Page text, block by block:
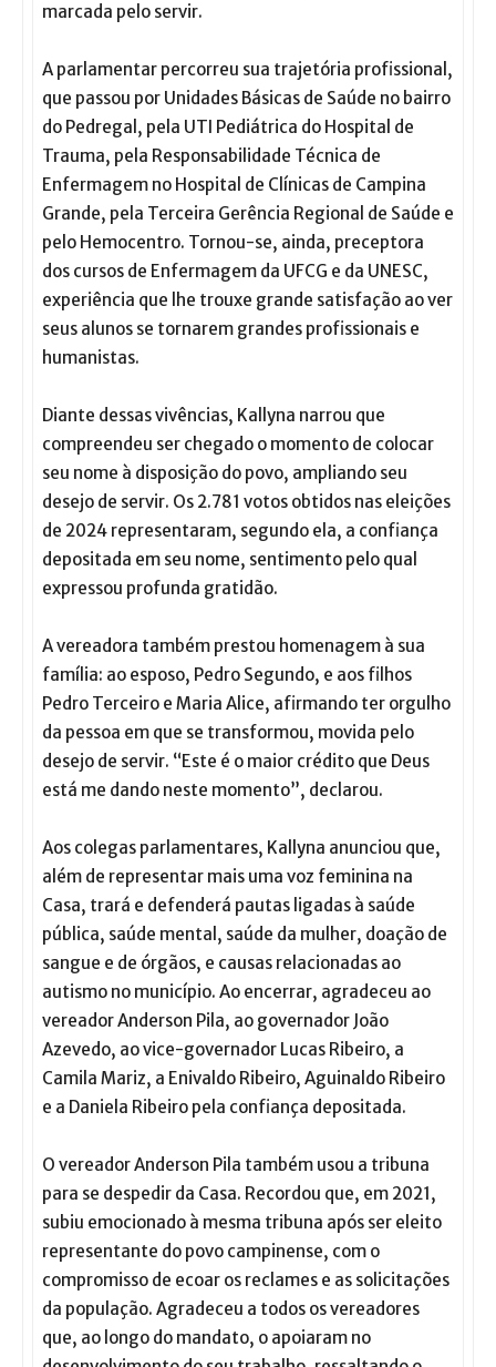
marcada pelo servir.
A parlamentar percorreu sua trajetória profissional,
que passou por Unidades Básicas de Saúde no bairro
do Pedregal, pela UTI Pediátrica do Hospital de
Trauma, pela Responsabilidade Técnica de
Enfermagem no Hospital de Clínicas de Campina
Grande, pela Terceira Gerência Regional de Saúde e
pelo Hemocentro. Tornou-se, ainda, preceptora
dos cursos de Enfermagem da UFCG e da UNESC,
experiência que lhe trouxe grande satisfação ao ver
seus alunos se tornarem grandes profissionais e
humanistas.
Diante dessas vivências, Kallyna narrou que
compreendeu ser chegado o momento de colocar
seu nome à disposição do povo, ampliando seu
desejo de servir. Os 2.781 votos obtidos nas eleições
de 2024 representaram, segundo ela, a confiança
depositada em seu nome, sentimento pelo qual
expressou profunda gratidão.
A vereadora também prestou homenagem à sua
família: ao esposo, Pedro Segundo, e aos filhos
Pedro Terceiro e Maria Alice, afirmando ter orgulho
da pessoa em que se transformou, movida pelo
desejo de servir. “Este é o maior crédito que Deus
está me dando neste momento”, declarou.
Aos colegas parlamentares, Kallyna anunciou que,
além de representar mais uma voz feminina na
Casa, trará e defenderá pautas ligadas à saúde
pública, saúde mental, saúde da mulher, doação de
sangue e de órgãos, e causas relacionadas ao
autismo no município. Ao encerrar, agradeceu ao
vereador Anderson Pila, ao governador João
Azevedo, ao vice-governador Lucas Ribeiro, a
Camila Mariz, a Enivaldo Ribeiro, Aguinaldo Ribeiro
e a Daniela Ribeiro pela confiança depositada.
O vereador Anderson Pila também usou a tribuna
para se despedir da Casa. Recordou que, em 2021,
subiu emocionado à mesma tribuna após ser eleito
representante do povo campinense, com o
compromisso de ecoar os reclames e as solicitações
da população. Agradeceu a todos os vereadores
que, ao longo do mandato, o apoiaram no